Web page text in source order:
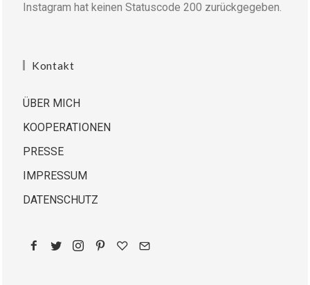
Instagram hat keinen Statuscode 200 zurückgegeben.
Kontakt
ÜBER MICH
KOOPERATIONEN
PRESSE
IMPRESSUM
DATENSCHUTZ